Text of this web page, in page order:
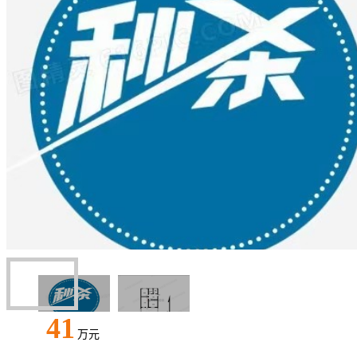
41 万元